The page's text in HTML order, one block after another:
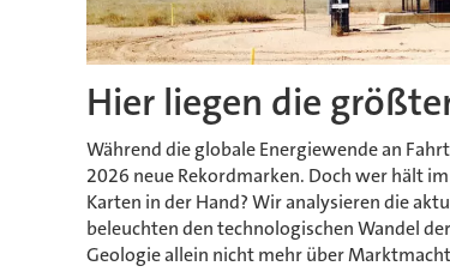
Hier liegen die
Während die globale Energiewende an
2026 neue Rekordmarken. Doch wer hält
Karten in der Hand? Wir analysieren die
beleuchten den technologischen Wandel
Geologie allein nicht mehr über